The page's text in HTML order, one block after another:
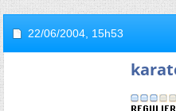
22/06/2004, 15h53